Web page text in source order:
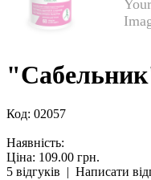
Код: 02057
Наявність:
Ціна: 109.00 грн.
5 відгуків | Написати